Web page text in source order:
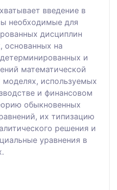
введение в
необходимые для
дисциплин
основанных на
и
математической
используемых
и финансовом
обыкновенных
их типизацию
решения и
уравнения в